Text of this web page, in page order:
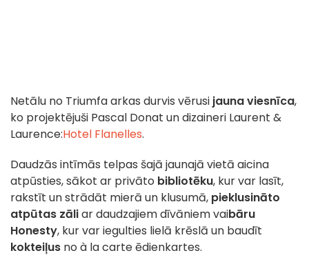
Netālu no Triumfa arkas durvis vērusi jauna viesnīca,
ko projektējuši Pascal Donat un dizaineri Laurent &
Laurence:Hotel Flanelles.
Daudzās intīmās telpas šajā jaunajā vietā aicina
atpūsties, sākot ar privāto bibliotēku, kur var lasīt,
rakstīt un strādāt mierā un klusumā, pieklusināto
atpūtas zāliar daudzajiem dīvāniem vaibāru
Honesty, kur var iegulties lielā krēslā un baudīt
kokteiļus no à la carte ēdienkartes.